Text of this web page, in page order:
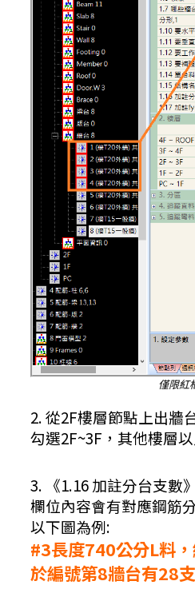
僅限紅
2. 從2F樓層節點上出牆
勾選2F~3F，其他樓層
3. 《1.16 加註分台支數
欄位內容會有對應鋼筋
以下圖為例:
#3長度740公分L料
於編號第8牆台有28支